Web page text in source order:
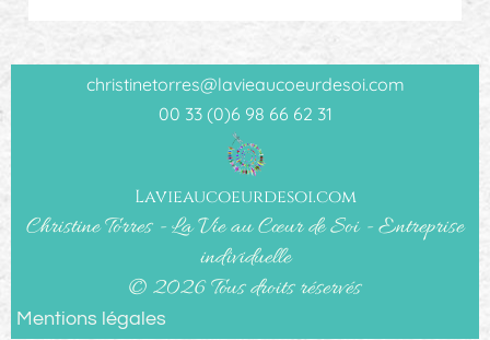
christinetorres@lavieaucoeurdesoi.com
00 33 (0)6 98 66 62 31
Lavieaucoeurdesoi.com
Christine Torres - La Vie au Cœur de Soi - Entreprise
individuelle
© 2026 Tous droits réservés
Mentions légales